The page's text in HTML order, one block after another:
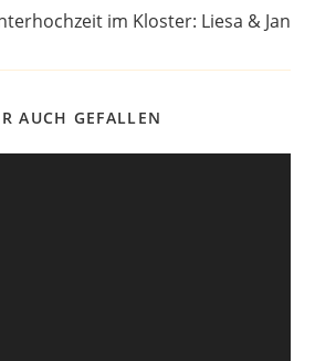
im Kloster: Liesa & Jan
AUCH GEFALLEN